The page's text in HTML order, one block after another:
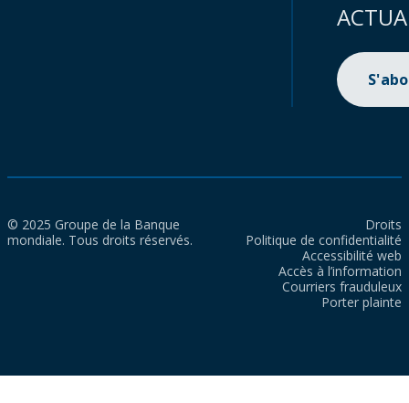
© 2025 Groupe de la Banque
mondiale. Tous droits réservés.
Droits
Politique de confidentialité
Accessibilité web
Accès à l’information
Courriers frauduleux
Porter plainte